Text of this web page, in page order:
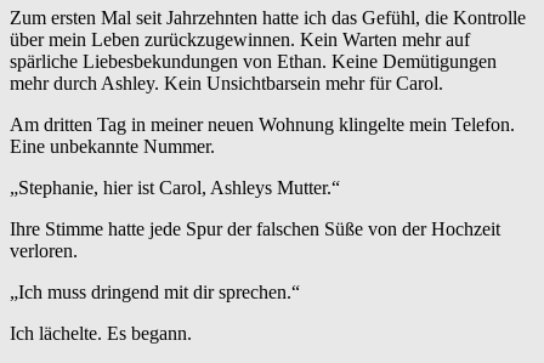
Zum ersten Mal seit Jahrzehnten hatte ich das Gefühl, die Kontrolle
über mein Leben zurückzugewinnen. Kein Warten mehr auf
spärliche Liebesbekundungen von Ethan. Keine Demütigungen
mehr durch Ashley. Kein Unsichtbarsein mehr für Carol.
Am dritten Tag in meiner neuen Wohnung klingelte mein Telefon.
Eine unbekannte Nummer.
„Stephanie, hier ist Carol, Ashleys Mutter.“
Ihre Stimme hatte jede Spur der falschen Süße von der Hochzeit
verloren.
„Ich muss dringend mit dir sprechen.“
Ich lächelte. Es begann.